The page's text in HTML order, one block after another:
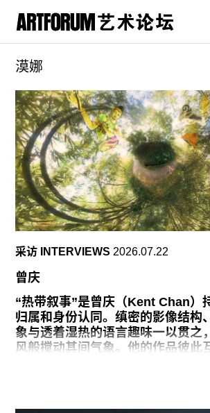
artguide
新闻
展评
杂志
专栏
视频
ENGLISH
订阅
往期内容
漠娜
采访 INTERVIEWS 2026.07.22
曾庆
“热带叙事”是曾庆（Kent Chan）
归属和身份认同。缜密的影像结构
象与透着湿热的语言趣味一以贯之
风般搅动其间气象。他的作品彼此